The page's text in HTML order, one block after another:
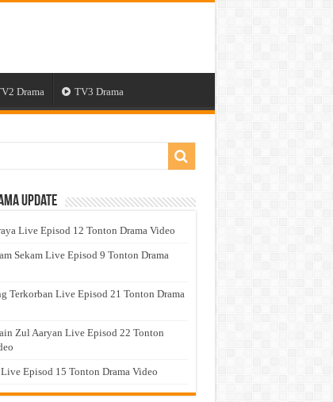
Drama TV3 Drama
Update
Live Episod 12 Tonton Drama Video
Sekam Live Episod 9 Tonton Drama
Terkorban Live Episod 21 Tonton Drama
Zul Aaryan Live Episod 22 Tonton
Episod 15 Tonton Drama Video